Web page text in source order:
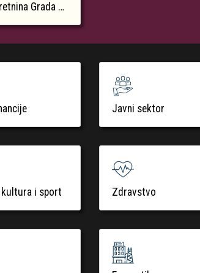
Grada Krka
kultura i sport
Javni sektor
Zdravstvo